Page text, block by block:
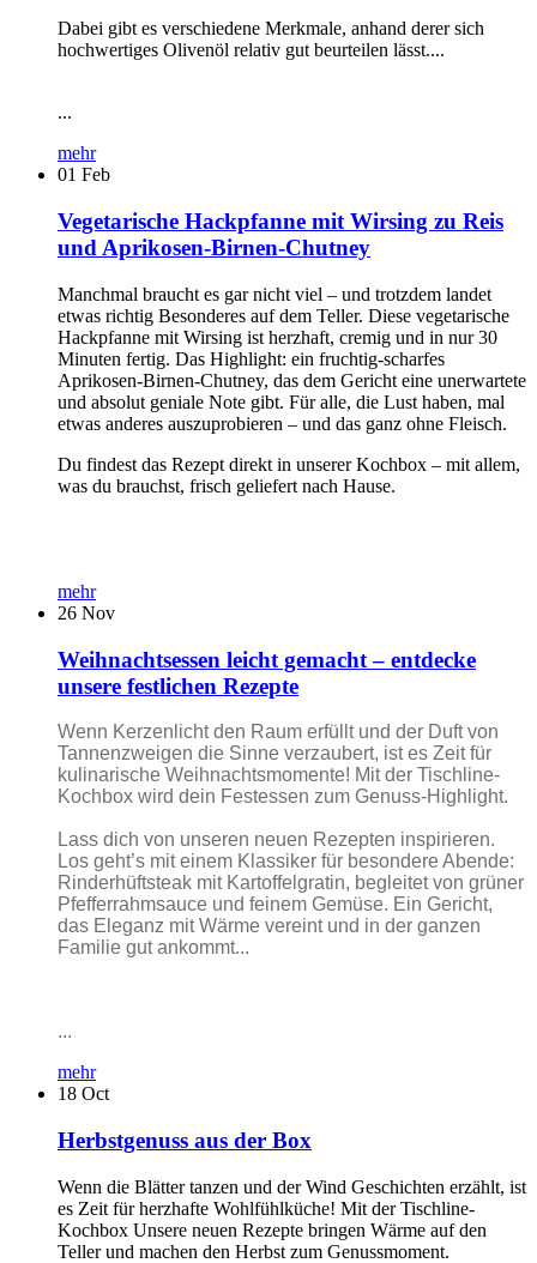
Dabei gibt es verschiedene Merkmale, anhand derer sich
hochwertiges Olivenöl relativ gut beurteilen lässt....
...
mehr
01 Feb
Vegetarische Hackpfanne mit Wirsing zu Reis
und Aprikosen-Birnen-Chutney
Manchmal braucht es gar nicht viel – und trotzdem landet
etwas richtig Besonderes auf dem Teller. Diese vegetarische
Hackpfanne mit Wirsing ist herzhaft, cremig und in nur 30
Minuten fertig. Das Highlight: ein fruchtig-scharfes
Aprikosen-Birnen-Chutney, das dem Gericht eine unerwartete
und absolut geniale Note gibt. Für alle, die Lust haben, mal
etwas anderes auszuprobieren – und das ganz ohne Fleisch.
Du findest das Rezept direkt in unserer Kochbox – mit allem,
was du brauchst, frisch geliefert nach Hause.
mehr
26 Nov
Weihnachtsessen leicht gemacht – entdecke
unsere festlichen Rezepte
Wenn Kerzenlicht den Raum erfüllt und der Duft von
Tannenzweigen die Sinne verzaubert, ist es Zeit für
kulinarische Weihnachtsmomente! Mit der Tischline-
Kochbox wird dein Festessen zum Genuss-Highlight.
Lass dich von unseren neuen Rezepten inspirieren.
Los geht’s mit einem Klassiker für besondere Abende:
Rinderhüftsteak mit Kartoffelgratin, begleitet von grüner
Pfefferrahmsauce und feinem Gemüse. Ein Gericht,
das Eleganz mit Wärme vereint und in der ganzen
Familie gut ankommt...
...
mehr
18 Oct
Herbstgenuss aus der Box
Wenn die Blätter tanzen und der Wind Geschichten erzählt, ist
es Zeit für herzhafte Wohlfühlküche! Mit der Tischline-
Kochbox Unsere neuen Rezepte bringen Wärme auf den
Teller und machen den Herbst zum Genussmoment.